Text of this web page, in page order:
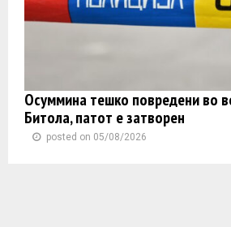
Осуммина тешко повредени во
Битола, патот е затворен
posted on 05/08/2026